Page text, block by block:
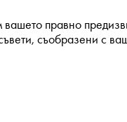
правно
съобразени с